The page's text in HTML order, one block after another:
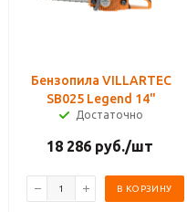
Бензопила VILLARTEC
SB025 Legend 14"
Достаточно
18 286руб./шт
В КОРЗИНУ